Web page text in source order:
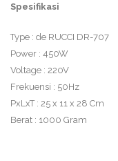
Spesifikasi
Type : de RUCCI DR-707
Power : 450W
Voltage : 220V
Frekuensi : 50Hz
PxLxT : 25 x 11 x 28 Cm
Berat : 1000 Gram